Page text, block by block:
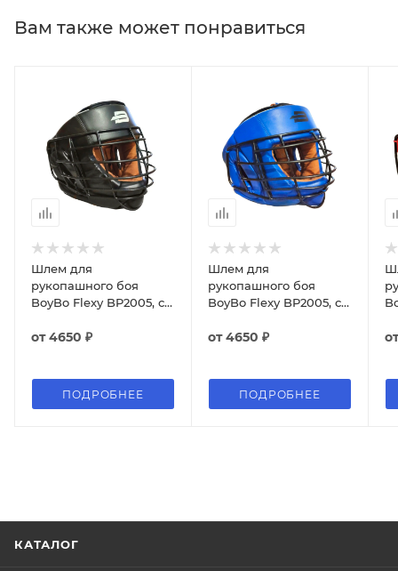
Вам также может понравиться
Шлем для
рукопашного боя
BoyBo Flexy BP2005, с
решеткой, чёрный
от4650 ₽
ПОДРОБНЕЕ
Шлем для
рукопашного боя
BoyBo Flexy BP2005, с
решеткой, синий
от4650 ₽
ПОДРОБНЕЕ
КАТАЛОГ